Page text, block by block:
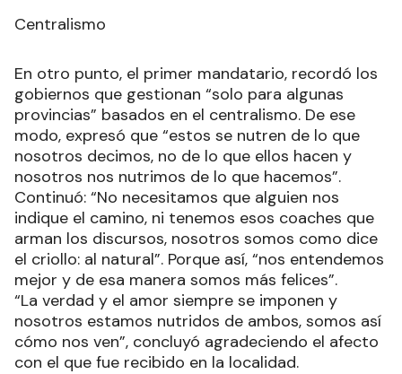
Centralismo
En otro punto, el primer mandatario, recordó los
gobiernos que gestionan “solo para algunas
provincias” basados en el centralismo. De ese
modo, expresó que “estos se nutren de lo que
nosotros decimos, no de lo que ellos hacen y
nosotros nos nutrimos de lo que hacemos”.
Continuó: “No necesitamos que alguien nos
indique el camino, ni tenemos esos coaches que
arman los discursos, nosotros somos como dice
el criollo: al natural”. Porque así, “nos entendemos
mejor y de esa manera somos más felices”.
“La verdad y el amor siempre se imponen y
nosotros estamos nutridos de ambos, somos así
cómo nos ven”, concluyó agradeciendo el afecto
con el que fue recibido en la localidad.